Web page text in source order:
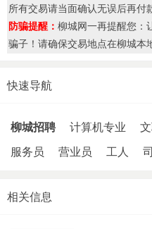
所有交易请当面确认无误后再付
防骗提醒： 柳城网一再提醒您：
骗子！请确保交易地点在柳城本
快速导航
柳城招聘 计算机专业
服务员
营业员 工人
相关信息